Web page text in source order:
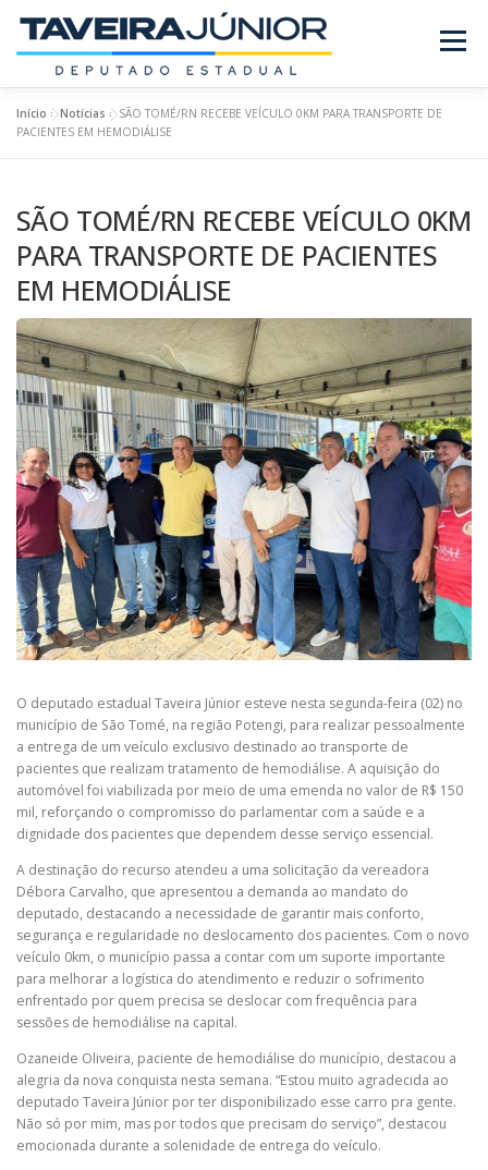
conteúdo
Menu
SOBRE O DEPUTADO
REQUERIMENTOS EMENDAS NOTÍCIAS
REVISTA
Início »Notícias »SÃO TOMÉ/RN RECEBE VEÍCULO 0KM PARA TRANSPORTE DE
PACIENTES EM HEMODIÁLISE
SÃO TOMÉ/RN RECEBE VEÍCULO 0KM
PARA TRANSPORTE DE PACIENTES
EM HEMODIÁLISE
O deputado estadual Taveira Júnior esteve nesta segunda-feira (02) no
município de São Tomé, na região Potengi, para realizar pessoalmente
a entrega de um veículo exclusivo destinado ao transporte de
pacientes que realizam tratamento de hemodiálise. A aquisição do
automóvel foi viabilizada por meio de uma emenda no valor de R$ 150
mil, reforçando o compromisso do parlamentar com a saúde e a
dignidade dos pacientes que dependem desse serviço essencial.
A destinação do recurso atendeu a uma solicitação da vereadora
Débora Carvalho, que apresentou a demanda ao mandato do
deputado, destacando a necessidade de garantir mais conforto,
segurança e regularidade no deslocamento dos pacientes. Com o novo
veículo 0km, o município passa a contar com um suporte importante
para melhorar a logística do atendimento e reduzir o sofrimento
enfrentado por quem precisa se deslocar com frequência para
sessões de hemodiálise na capital.
Ozaneide Oliveira, paciente de hemodiálise do município, destacou a
alegria da nova conquista nesta semana. “Estou muito agradecida ao
deputado Taveira Júnior por ter disponibilizado esse carro pra gente.
Não só por mim, mas por todos que precisam do serviço”, destacou
emocionada durante a solenidade de entrega do veículo.